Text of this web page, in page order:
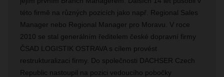
této firmě na různých pozicích jako např. Regional Sales
Manager nebo Regional Manager pro Moravu. V roce
2010 se stal generálním ředitelem české dopravní firmy
ČSAD LOGISTIK OSTRAVA s cílem provést
restrukturalizaci firmy. Do společnosti DACHSER Czech
Republic nastoupil na pozici vedoucího pobočky